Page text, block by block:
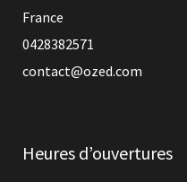
France
0428382571
contact@ozed.com
Heures d’ouvertures